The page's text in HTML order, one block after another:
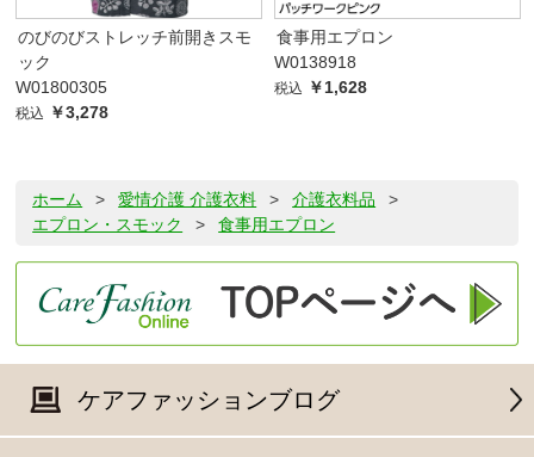
のびのびストレッチ前開きスモ
ック
W01800305
税込 ￥3,278
食事用エプロン
W0138918
税込 ￥1,628
ホーム > 愛情介護 介護衣料 > 介護衣料品
>
エプロン・スモック
> 食事用エプロン
ケアファッションブログ